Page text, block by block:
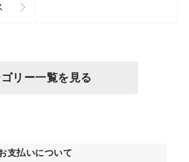
リー一覧を見る
支払いについて